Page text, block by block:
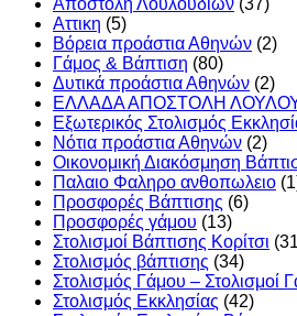
Αττικη (5)
Βόρεια προάστια Αθηνών (2)
Γάμος & Βάπτιση (80)
Δυτικά προάστια Αθηνών (2)
ΕΛΛΑΔΑ ΑΠΟΣΤΟΛΗ
Εξωτερικός Στολισμός
Νότια προάστια Αθηνών (2)
Οικονομική Διακόσμηση
Παλαιο Φαληρο ανθοπωλειο
Προσφορές Βάπτισης (6)
Προσφορές γάμου (13)
Στολισμοί Βάπτισης Κορίτσι
Στολισμός βάπτισης (34)
Στολισμός Γάμου – Στολισμοί
Στολισμός Εκκλησίας (42)